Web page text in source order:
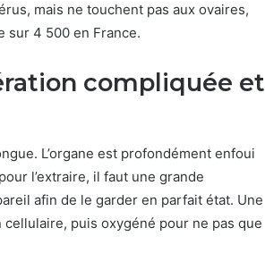
mais ne touchent pas aux ovaires,
sur 4 500 en France.
compliquée et
L’organe est profondément enfoui
l’extraire, il faut une grande
afin de le garder en parfait état. Une
puis oxygéné pour ne pas que